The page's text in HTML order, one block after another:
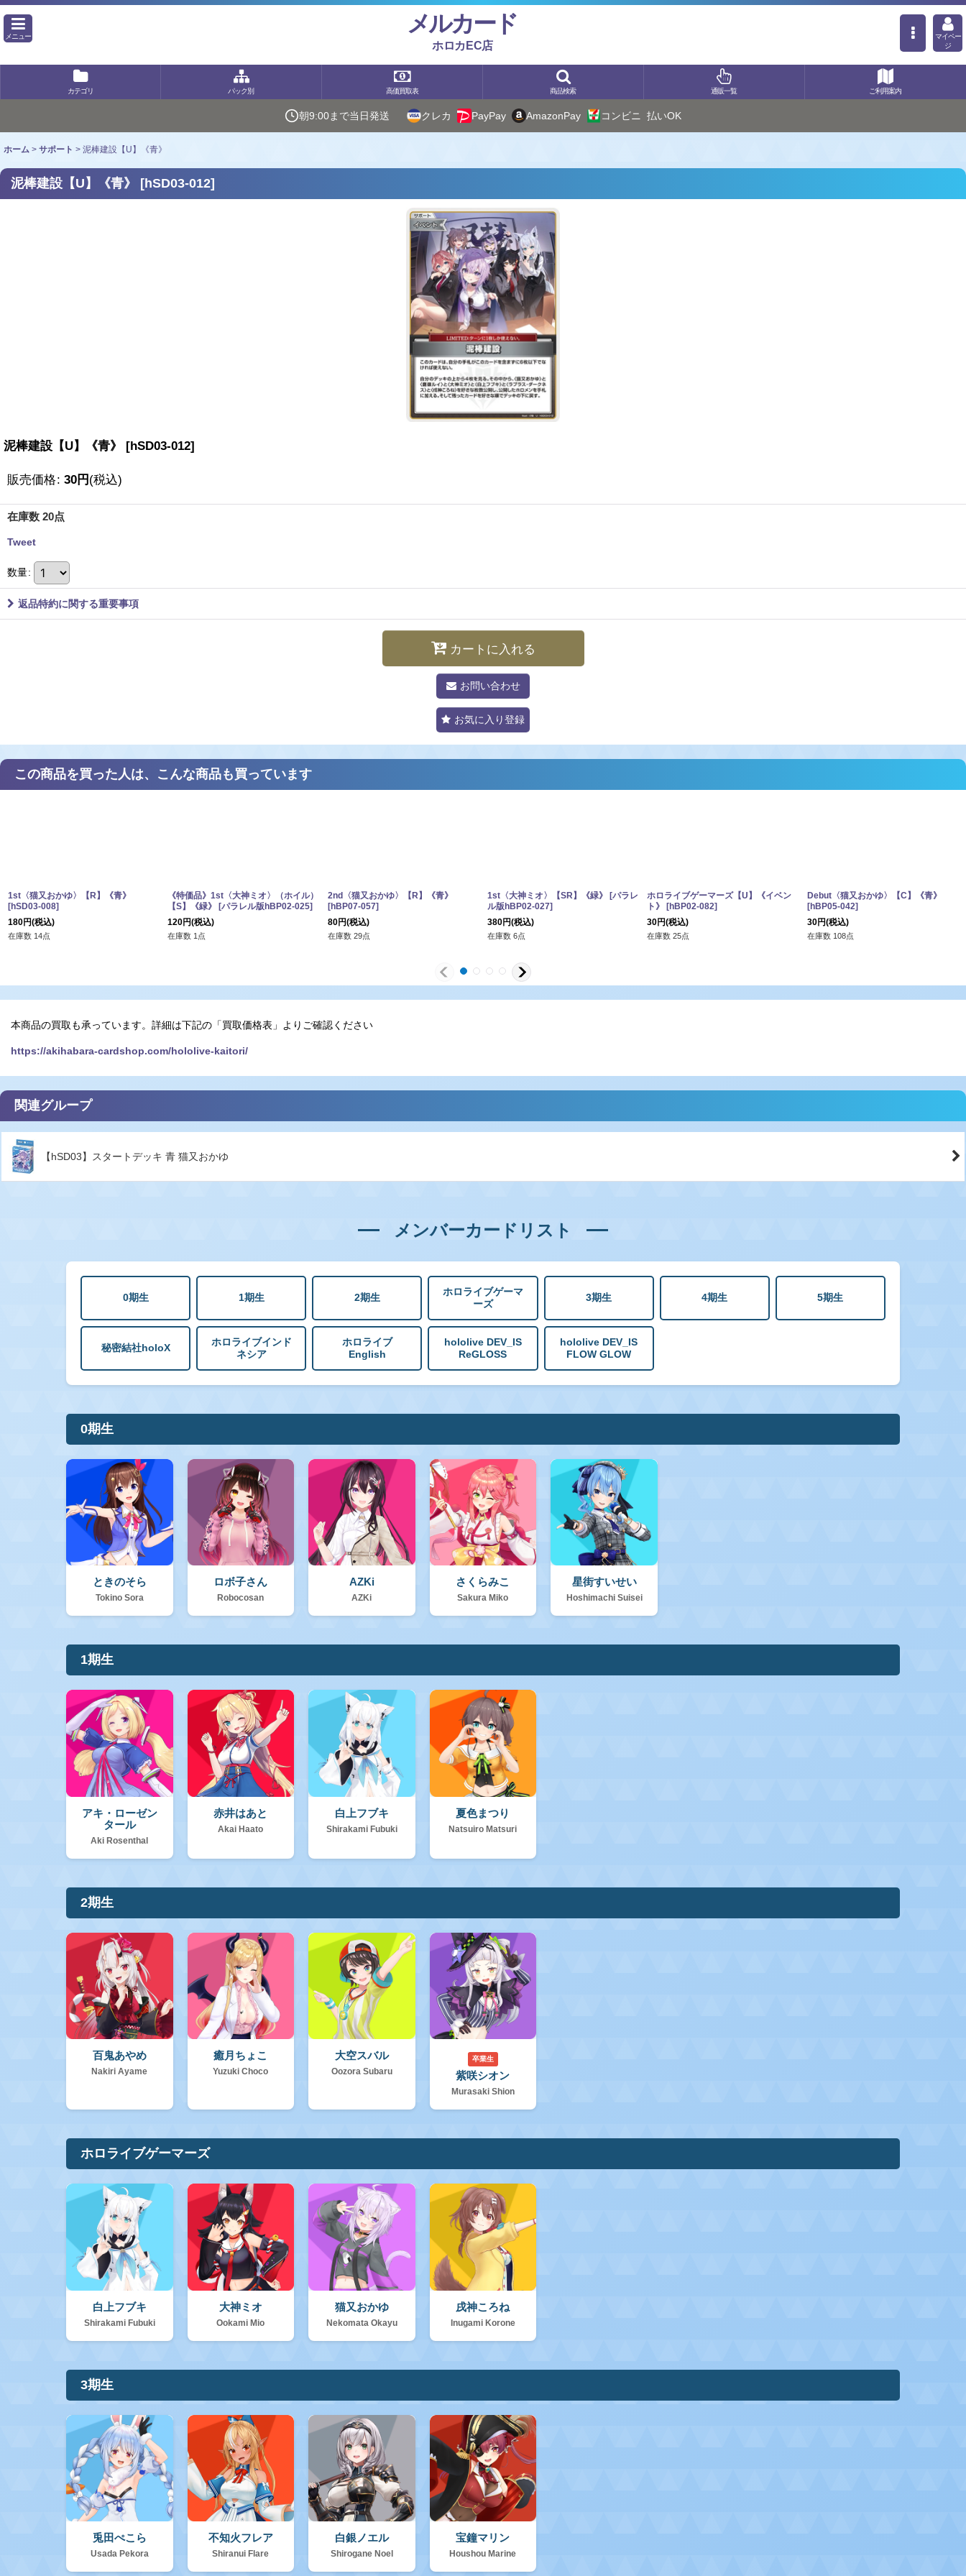
メニュー メルカード
ホロカEC店
マイペー
ジ
カテゴリ パック別 高価買取表 商品検索 通販一覧 ご利用案内
朝9:00まで当日発送 クレカ PayPay AmazonPay コンビニ 払いOK
ホーム > サポート > 泥棒建設【U】《青》
泥棒建設【U】《青》 [hSD03-012]
泥棒建設【U】《青》 [hSD03-012]
販売価格: 30円 (税込)
在庫数 20点
Tweet
数量:
返品特約に関する重要事項
カートに入れる
お問い合わせ
お気に入り登録
この商品を買った人は、こんな商品も買っています
1st〈猫又おかゆ〉【R】《青》
[hSD03-008]
180円(税込)
在庫数 14点
《特価品》1st〈大神ミオ〉（ホイル）
【S】《緑》
[パラレル版hBP02-025]
120円(税込)
在庫数 1点
2nd〈猫又おかゆ〉【R】《青》
[hBP07-057]
80円(税込)
在庫数 29点
1st〈大神ミオ〉【SR】《緑》 [パラレ
ル版hBP02-027]
380円(税込)
在庫数 6点
ホロライブゲーマーズ【U】《イベン
ト》
[hBP02-082]
30円(税込)
在庫数 25点
Debut〈猫又おかゆ〉【C】《青》
[hBP05-042]
30円(税込)
在庫数 108点
本商品の買取も承っています。詳細は下記の「買取価格表」よりご確認ください
https://akihabara-cardshop.com/hololive-kaitori/
関連グループ
【hSD03】スタートデッキ 青 猫又おかゆ
メンバーカードリスト
0期生 1期生 2期生
ホロライブゲーマ
ーズ
3期生 4期生 5期生
秘密結社holoX
ホロライブインド
ネシア
ホロライブ
English
hololive DEV_IS
ReGLOSS
hololive DEV_IS
FLOW GLOW
0期生
ときのそら
Tokino Sora
ロボ子さん
Robocosan
AZKi
AZKi
さくらみこ
Sakura Miko
星街すいせい
Hoshimachi Suisei
1期生
アキ・ローゼン
タール
Aki Rosenthal
赤井はあと
Akai Haato
白上フブキ
Shirakami Fubuki
夏色まつり
Natsuiro Matsuri
2期生
百鬼あやめ
Nakiri Ayame
癒月ちょこ
Yuzuki Choco
大空スバル
Oozora Subaru
卒業生
紫咲シオン
Murasaki Shion
ホロライブゲーマーズ
白上フブキ
Shirakami Fubuki
大神ミオ
Ookami Mio
猫又おかゆ
Nekomata Okayu
戌神ころね
Inugami Korone
3期生
兎田ぺこら
Usada Pekora
不知火フレア
Shiranui Flare
白銀ノエル
Shirogane Noel
宝鐘マリン
Houshou Marine